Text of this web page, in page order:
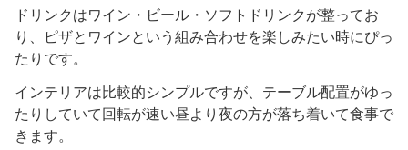
ドリンクはワイン・ビール・ソフトドリンクが整ってお
り、ピザとワインという組み合わせを楽しみたい時にぴっ
たりです。
インテリアは比較的シンプルですが、テーブル配置がゆっ
たりしていて回転が速い昼より夜の方が落ち着いて食事で
きます。